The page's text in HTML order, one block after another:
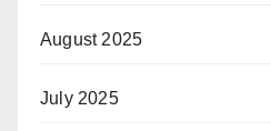
August 2025
July 2025